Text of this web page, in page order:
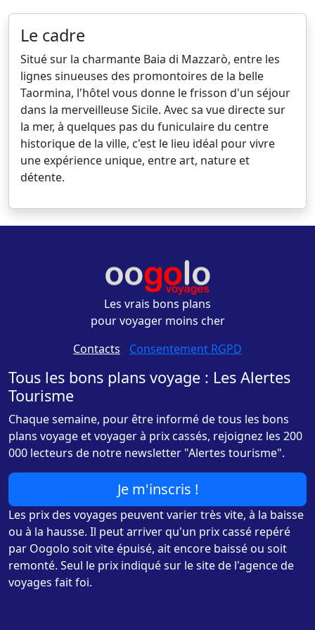
Le cadre
Situé sur la charmante Baia di Mazzarò, entre les
lignes sinueuses des promontoires de la belle
Taormina, l'hôtel vous donne le frisson d'un séjour
dans la merveilleuse Sicile. Avec sa vue directe sur
la mer, à quelques pas du funiculaire du centre
historique de la ville, c'est le lieu idéal pour vivre
une expérience unique, entre art, nature et
détente.
Les vrais bons plans
pour voyager moins cher
Contacts - Consentement RGPD
Tous les bons plans voyage : Les Alertes
Tourisme
Chaque semaine, pour être informé de tous les bons
plans voyage et voyager à prix cassés, rejoignez les 200
000 lecteurs de notre newsletter "Alertes tourisme".
Je m'inscris !
Les prix des voyages peuvent varier très vite, à la baisse
ou à la hausse. Il peut arriver qu'un prix cassé repéré
par Oogolo soit vite épuisé, ait encore baissé ou soit
remonté. Seul le prix indiqué sur le site de l'agence de
voyages fait foi.